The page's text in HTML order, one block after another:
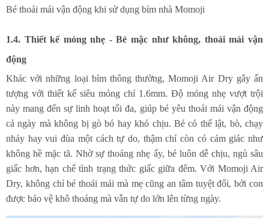
Bé thoải mái vận động khi sử dụng bỉm nhà Momoji
1.4. Thiết kế mỏng nhẹ - Bé mặc như không, thoải mái vận
động
Khác với những loại bỉm thông thường, Momoji Air Dry gây ấn
tượng với thiết kế siêu mỏng chỉ 1.6mm. Độ mỏng nhẹ vượt trội
này mang đến sự linh hoạt tối đa, giúp bé yêu thoải mái vận động
cả ngày mà không bị gò bó hay khó chịu. Bé có thể lật, bò, chạy
nhảy hay vui đùa một cách tự do, thậm chí còn có cảm giác như
không hề mặc tã. Nhờ sự thoáng nhẹ ấy, bé luôn dễ chịu, ngủ sâu
giấc hơn, hạn chế tình trạng thức giấc giữa đêm. Với Momoji Air
Dry, không chỉ bé thoải mái mà mẹ cũng an tâm tuyệt đối, bởi con
được bảo vệ khô thoáng mà vẫn tự do lớn lên từng ngày.